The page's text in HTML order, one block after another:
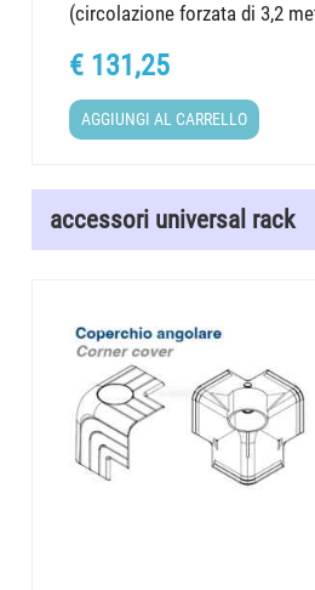
(circolazione forzata di 3,2
€ 131,25
AGGIUNGI AL CARRELLO
accessori universal rack